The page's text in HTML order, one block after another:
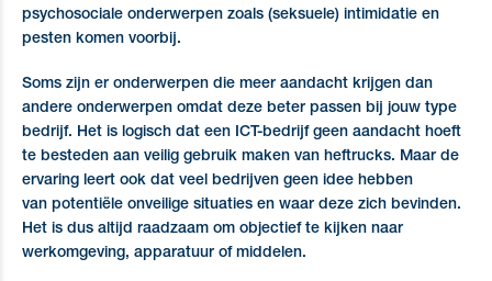
psychosociale onderwerpen zoals (seksuele) intimidatie en
pesten komen voorbij.
Soms zijn er onderwerpen die meer aandacht krijgen dan
andere onderwerpen omdat deze beter passen bij jouw type
bedrijf. Het is logisch dat een ICT-bedrijf geen aandacht hoeft
te besteden aan veilig gebruik maken van heftrucks. Maar de
ervaring leert ook dat veel bedrijven geen idee hebben
van potentiële onveilige situaties en waar deze zich bevinden.
Het is dus altijd raadzaam om objectief te kijken naar
werkomgeving, apparatuur of middelen.